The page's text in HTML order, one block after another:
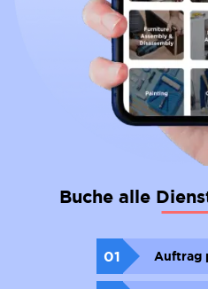
Buche alle
01 Auftrag